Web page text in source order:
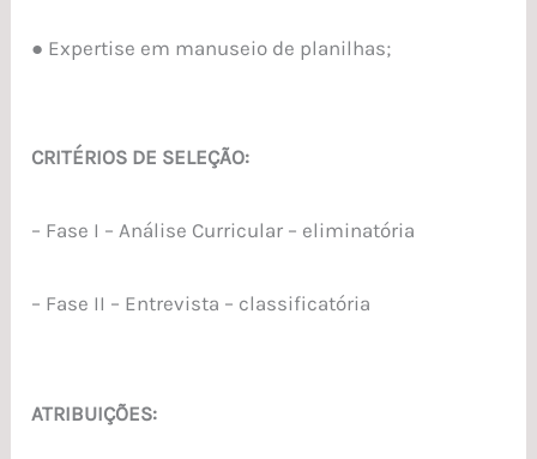
● Expertise em manuseio de planilhas;
CRITÉRIOS DE SELEÇÃO:
– Fase I – Análise Curricular – eliminatória
– Fase II – Entrevista – classificatória
ATRIBUIÇÕES: